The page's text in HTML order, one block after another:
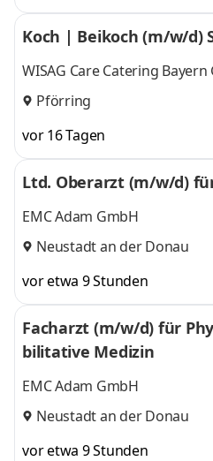
Koch | Beikoch (m/w/d)
WISAG Care Catering Bayern
KGPförring
vor 16 Tagen
Ltd. Oberarzt (m/w/d)
EMC Adam GmbH
Neustadt an der Donau
vor etwa 9 Stunden
Facharzt (m/w/d) für
bilitative Medizin
EMC Adam GmbH
Neustadt an der Donau
vor etwa 9 Stunden